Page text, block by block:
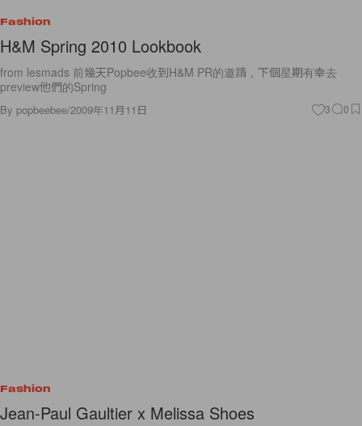
Fashion
H&M Spring 2010 Lookbook
from lesmads 前幾天Popbee收到H&M PR的邀請，下個星期有幸去
preview他們的Spring
By popbeebee/2009年11月11日 3 0
Fashion
Jean-Paul Gaultier x Melissa Shoes